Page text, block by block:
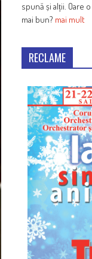
spună și alții. Oare
mai bun? mai mult
RECLAME